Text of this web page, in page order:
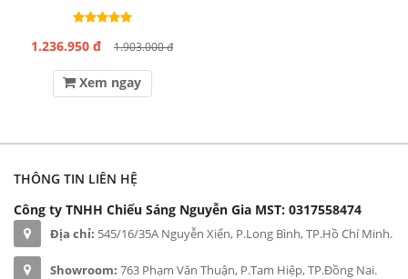
1.236.950 đ 1.903.000 đ
Xem ngay
THÔNG TIN LIÊN HỆ
Công ty TNHH Chiếu Sáng Nguyễn Gia MST: 0317558474
Địa chỉ: 545/16/35A Nguyễn Xiển, P.Long Bình, TP.Hồ Chí Minh.
Showroom: 763 Phạm Văn Thuận, P.Tam Hiệp, TP.Đồng Nai.